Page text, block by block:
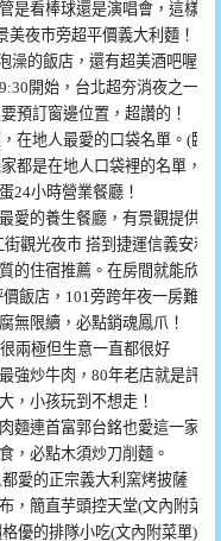
是看棒球還是演唱會，這樣吃
美夜市旁超平價義大利麵！
澡的飯店，還有超美酒吧喔！
開始，台北超夯消夜之一！
預訂窗邊位置，超讚的！
在地人最愛的口袋名單。(臨
都是在地人口袋裡的名單，
24小時營業餐廳！
愛的養生餐廳，有景觀提供原
觀光夜市 搭到捷運信義安和
的住宿推薦。在房間就能欣賞
飯店，101旁跨年夜一房難求
無限續，必點銷魂鳳爪！
兩極但生意一直都很好
強炒牛肉，80年老店就是評價
，小孩玩到不想走！
麵連首富郭台銘也愛這一家！
，必點木須炒刀削麵。
愛的正宗義大利窯烤披薩
，簡直芋頭控天堂(文內附菜
優的排隊小吃(文內附菜單)